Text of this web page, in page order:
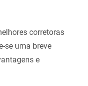
corretoras
se uma breve
e